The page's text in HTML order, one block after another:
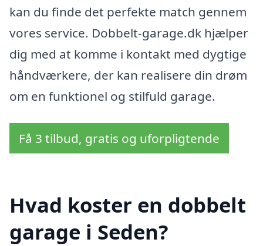
kan du finde det perfekte match gennem
vores service. Dobbelt-garage.dk hjælper
dig med at komme i kontakt med dygtige
håndværkere, der kan realisere din drøm
om en funktionel og stilfuld garage.
Få 3 tilbud, gratis og uforpligtende
Hvad koster en dobbelt
garage i Seden?